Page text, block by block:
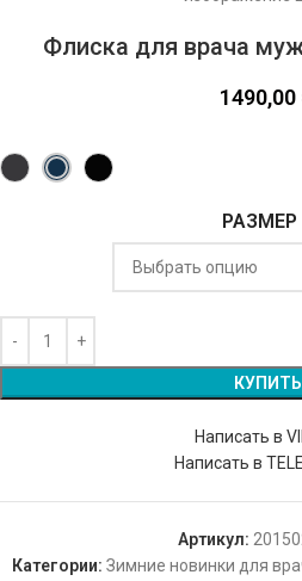
Флиска для врача
1490,00
РАЗМЕР
КУПИТЬ
Написать в
Написать в
Артикул:
Категории: Зимние новинки для